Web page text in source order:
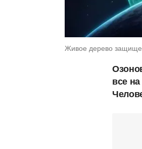
Живое дерево
все